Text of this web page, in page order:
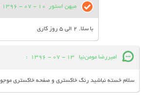
میهن استور 10 - 07 - 1396
با سلا. 2 الی 5 روز کاری
امیررضا مومن‌نیا 13 - 07 - 1396
:
سلام خسته نباشید رنگ خاکستری و صفحه خاکستری